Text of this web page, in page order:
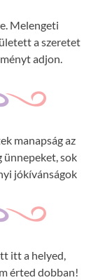
Melengeti
a szeretet
adjon.
manapság az
ünnepeket, sok
jókívánságok
itt a helyed,
érted dobban!